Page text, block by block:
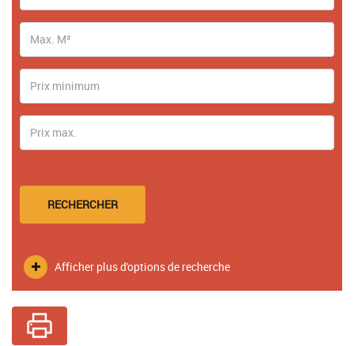
RECHERCHER
Afficher plus d'options de recherche